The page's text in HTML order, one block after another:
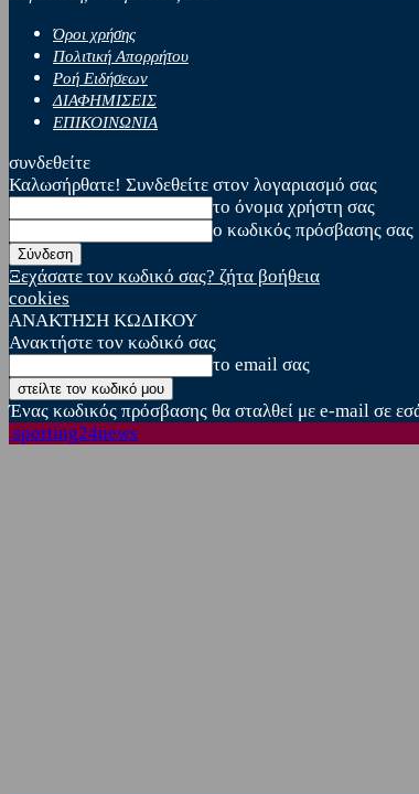
Όροι χρήσης
Πολιτική Απορρήτου
Ροή Ειδήσεων
ΔΙΑΦΗΜΙΣΕΙΣ
ΕΠΙΚΟΙΝΩΝΙΑ
συνδεθείτε
Καλωσήρθατε! Συνδεθείτε στον λογαριασμό σας
το όνομα χρήστη σας
ο κωδικός πρόσβασης σας
Ξεχάσατε τον κωδικό σας? ζήτα βοήθεια
cookies
ΑΝΑΚΤΗΣΗ ΚΩΔΙΚΟΥ
Ανακτήστε τον κωδικό σας
το email σας
Ένας κωδικός πρόσβασης θα σταλθεί με e-mail σε
sporting24news